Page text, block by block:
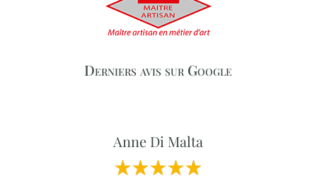
Derniers avis sur Google
Anne Di Malta